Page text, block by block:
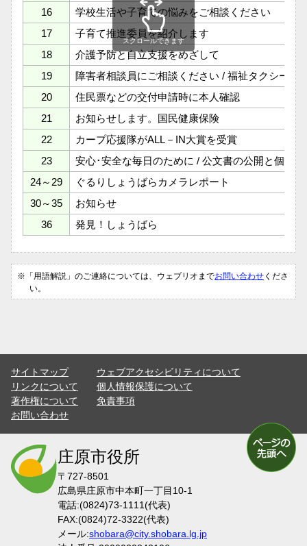
16
学校生活や子育ての悩みをご相談ください
17
子育て推進委員を紹介します
18
介護予防と自立支援をめざして
19
障害者相談員にご相談ください / 福祉タクシー券
20
住民票などの交付申請時に本人確認
21
お知らせします。国民健康保険
22
カープ応援隊がALL－IN大賞を受賞
23
安心･安全な毎日のために / 公文書の公開と個人
24～29
ぐるりしょうばらカメラレポート
30～35
お知らせ
36
発見！しょうばら
スクロールできます
※「用語解説」のご連絡については、ウェブリオまでお問い合わせ くださ
い。
サイトマップ
ウェブアクセシビリティについて
リンクについて
個人情報保護について
著作権について
免責事項
お問い合わせ
庄原市役所
〒727-8501
広島県庄原市中本町一丁目10-1
電話:(0824)73-1111(代表)
FAX:(0824)72-3322(代表)
メール:shobara@city.shobara.lg.jp